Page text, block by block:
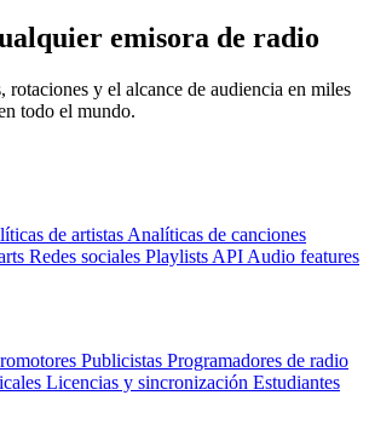
emisora de radio
rotaciones y el alcance de audiencia en miles
todo el mundo.
de artistas Analíticas de canciones
Redes sociales Playlists API Audio features
Publicistas Programadores de radio
Licencias y sincronización Estudiantes